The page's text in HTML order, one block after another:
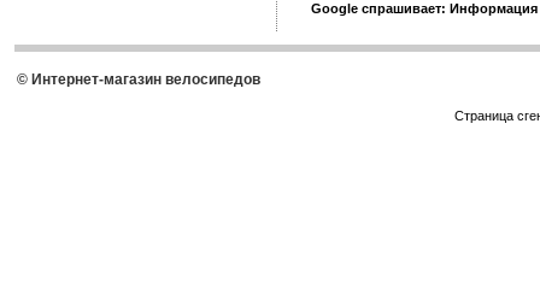
Google спрашивает:
© Интернет-магазин велосипедов
Страница